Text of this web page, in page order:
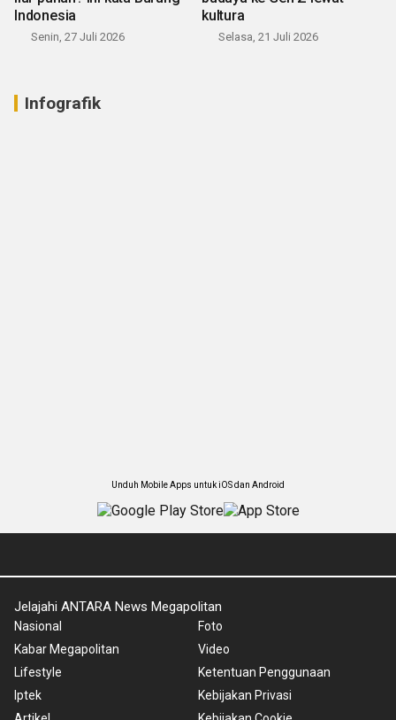
Indonesia
Senin, 27 Juli 2026
kultura
Selasa, 21 Juli 2026
Infografik
Unduh Mobile Apps untuk iOS dan Android
Jelajahi ANTARA News Megapolitan
Nasional
Kabar Megapolitan
Lifestyle
Iptek
Foto
Video
Ketentuan Penggunaan
Kebijakan Privasi